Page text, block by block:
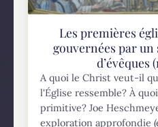
Les premières
gouvernées par un
d’évêques
A quoi le Christ veut-il
l'Église ressemble? À
primitive? Joe
exploration approfondie